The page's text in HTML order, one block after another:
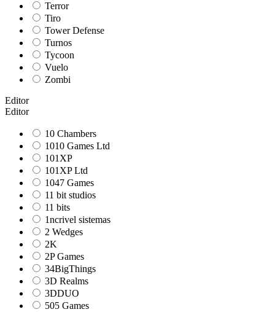
Terror
Tiro
Tower Defense
Turnos
Tycoon
Vuelo
Zombi
Editor
Editor
10 Chambers
1010 Games Ltd
101XP
101XP Ltd
1047 Games
11 bit studios
11 bits
1ncrivel sistemas
2 Wedges
2K
2P Games
34BigThings
3D Realms
3DDUO
505 Games